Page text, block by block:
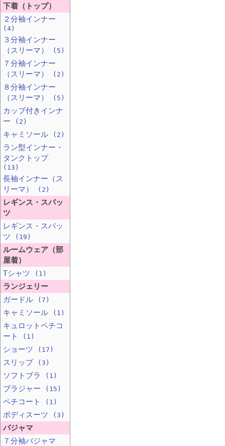
下着（トップ）
２分袖インナー
(4)
３分袖インナー
（スリーマ）
(5)
７分袖インナー
（スリーマ）
(2)
８分袖インナー
（スリーマ）
(5)
カップ付きインナ
ー
(2)
キャミソール (2)
ラン型インナー・
タンクトップ
(13)
長袖インナー（ス
リーマ）
(2)
レギンス・スパッ
ツ
レギンス・スパッ
ツ
(19)
ルームウェア（部
屋着）
Tシャツ
(1)
ランジェリー
ガードル
(7)
キャミソール (1)
キュロットペチコ
ート
(1)
ショーツ (17)
スリップ (3)
ソフトブラ (1)
ブラジャー (15)
ペチコート (1)
ボディスーツ (3)
パジャマ
７分袖パジャマ